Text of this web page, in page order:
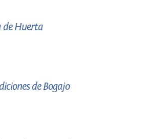
de Huerta
de Bogajo